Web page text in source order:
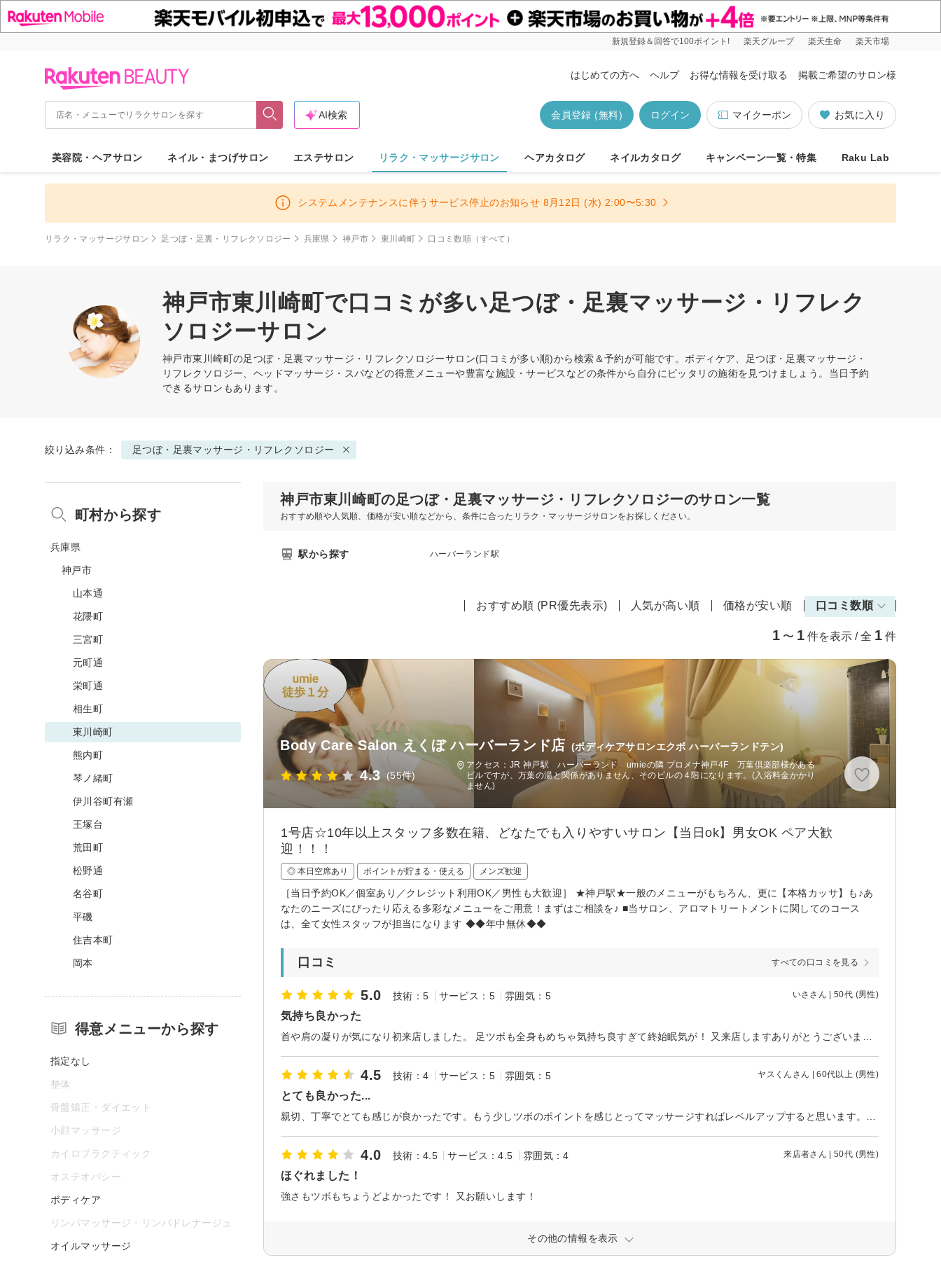
新規登録＆回答で100ポイント! 楽天グループ 楽天生命 楽天市場
はじめての方へ ヘルプ お得な情報を受け取る 掲載ご希望のサロン様
お気に入り
マイクーポン
ログイン
会員登録 (無料)
AI検索
美容院・ヘアサロン ネイル・まつげサロン エステサロン リラク・マッサージサロン ヘアカタログ ネイルカタログ キャンペーン一覧・特集 Raku Lab
システムメンテナンスに伴うサービス停止のお知らせ 8月12日 (水) 2:00〜5:30
リラク・マッサージサロン 足つぼ・足裏・リフレクソロジー 兵庫県 神戸市 東川崎町 口コミ数順（すべて）
神戸市東川崎町で口コミが多い足つぼ・足裏マッサージ・リフレク
ソロジーサロン
神戸市東川崎町の足つぼ・足裏マッサージ・リフレクソロジーサロン(口コミが多い順)から検索＆予約が可能です。ボディケア、足つぼ・足裏マッサージ・
リフレクソロジー、ヘッドマッサージ・スパなどの得意メニューや豊富な施設・サービスなどの条件から自分にピッタリの施術を見つけましょう。当日予約
できるサロンもあります。
絞り込み条件： 足つぼ・足裏マッサージ・リフレクソロジー
神戸市東川崎町の足つぼ・足裏マッサージ・リフレクソロジーのサロン一覧
おすすめ順や人気順、価格が安い順などから、条件に合ったリラク・マッサージサロンをお探しください。
駅から探す ハーバーランド駅
おすすめ順 (PR優先表示) 人気が高い順 価格が安い順 口コミ数順
1 〜 1 件を表示 / 全 1 件
Body Care Salon えくぼ ハーバーランド店 (ボディケアサロンエクボ ハーバーランドテン)
4.3 (55件)
アクセス：JR 神戸駅 ハーバーランド umieの隣 プロメナ神戸4F 万葉倶楽部様がある
ビルですが、万葉の湯と関係がありません、そのビルの４階になります。(入浴料金かかり
ません)
1号店☆10年以上スタッフ多数在籍、どなたでも入りやすいサロン【当日ok】男女OK ペア大歓
迎！！！
◎ 本日空席あり ポイントが貯まる・使える メンズ歓迎
［当日予約OK／個室あり／クレジット利用OK／男性も大歓迎］ ★神戸駅★一般のメニューがもちろん、更に【本格カッサ】も♪あ
なたのニーズにぴったり応える多彩なメニューをご用意！まずはご相談を♪ ■当サロン、アロマトリートメントに関してのコース
は、全て女性スタッフが担当になります ◆◆年中無休◆◆
口コミ すべての口コミを見る
5.0 技術：5 サービス：5 雰囲気：5 いささん | 50代 (男性)
気持ち良かった
4.5 技術：4 サービス：5 雰囲気：5 ヤスくんさん | 60代以上 (男性)
とても良かった...
4.0 技術：4.5 サービス：4.5 雰囲気：4 来店者さん | 50代 (男性)
ほぐれました！
強さもツボもちょうどよかったです！ 又お願いします！
その他の情報を表示
町村から探す
兵庫県
神戸市
山本通
花隈町
三宮町
元町通
栄町通
相生町
東川崎町
熊内町
琴ノ緒町
伊川谷町有瀬
王塚台
荒田町
松野通
名谷町
平磯
住吉本町
岡本
得意メニューから探す
指定なし
整体
骨盤矯正・ダイエット
小顔マッサージ
カイロプラクティック
オステオパシー
ボディケア
リンパマッサージ・リンパドレナージュ
オイルマッサージ